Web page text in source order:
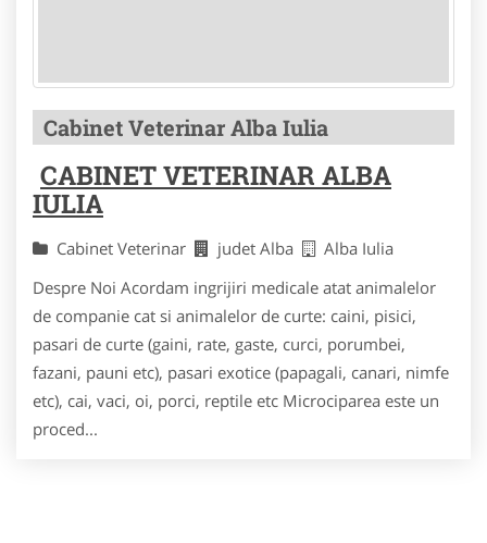
Cabinet Veterinar Alba Iulia
CABINET VETERINAR ALBA
IULIA
Cabinet Veterinar judet Alba
Alba Iulia
Despre Noi Acordam ingrijiri medicale atat animalelor
de companie cat si animalelor de curte: caini, pisici,
pasari de curte (gaini, rate, gaste, curci, porumbei,
fazani, pauni etc), pasari exotice (papagali, canari, nimfe
etc), cai, vaci, oi, porci, reptile etc Microciparea este un
proced...